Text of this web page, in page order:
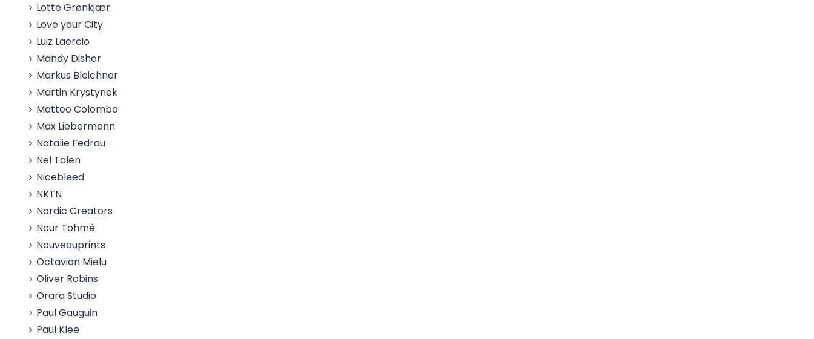
Lotte Grønkjær
Love your City
Luiz Laercio
Mandy Disher
Markus Bleichner
Martin Krystynek
Matteo Colombo
Max Liebermann
Natalie Fedrau
Nel Talen
Nicebleed
NKTN
Nordic Creators
Nour Tohmé
Nouveauprints
Octavian Mielu
Oliver Robins
Orara Studio
Paul Gauguin
Paul Klee